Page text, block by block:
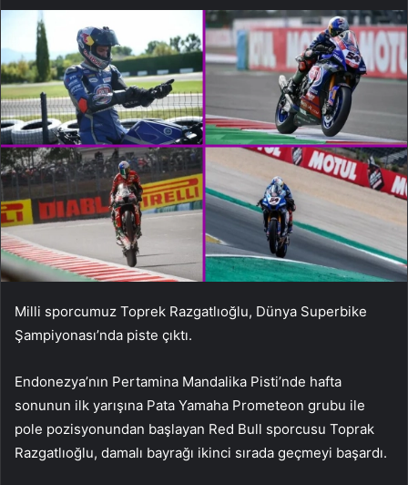
Milli sporcumuz Toprek Razgatlıoğlu, Dünya Superbike
Şampiyonası’nda piste çıktı.
Endonezya’nın Pertamina Mandalika Pisti’nde hafta
sonunun ilk yarışına Pata Yamaha Prometeon grubu ile
pole pozisyonundan başlayan Red Bull sporcusu Toprak
Razgatlıoğlu, damalı bayrağı ikinci sırada geçmeyi başardı.